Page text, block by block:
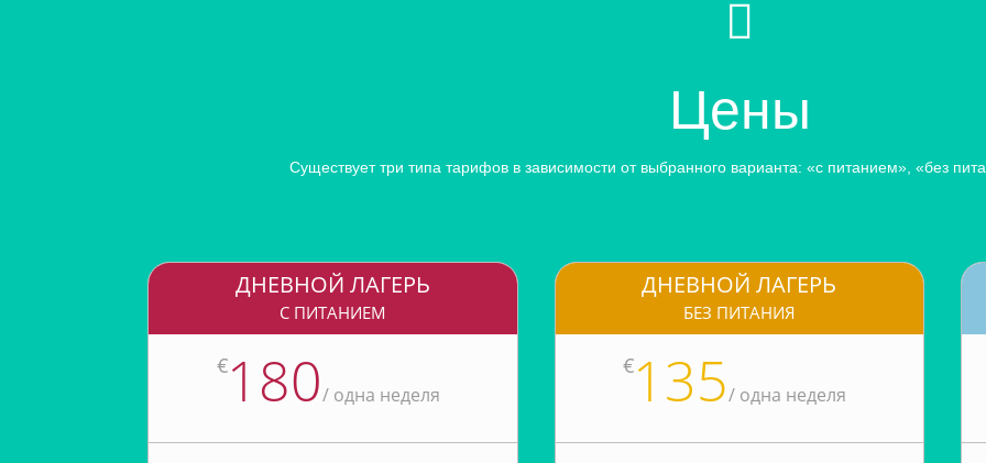

Цены
Существует три типа тарифов в зависимости от выбранного варианта: «с питанием», «без
ДНЕВНОЙ ЛАГЕРЬ
С ПИТАНИЕМ
€180/одна неделя
ДНЕВНОЙ ЛАГЕРЬ
БЕЗ ПИТАНИЯ
€135/одна неделя